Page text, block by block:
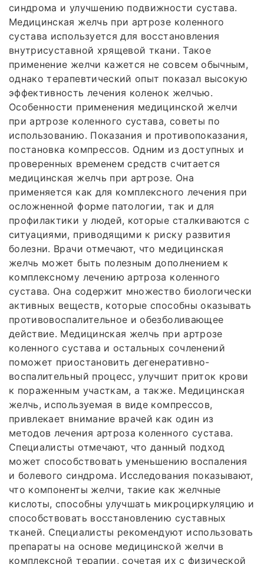
синдрома и улучшению подвижности сустава.
Медицинская желчь при артрозе коленного
сустава используется для восстановления
внутрисуставной хрящевой ткани. Такое
применение желчи кажется не совсем обычным,
однако терапевтический опыт показал высокую
эффективность лечения коленок желчью.
Особенности применения медицинской желчи
при артрозе коленного сустава, советы по
использованию. Показания и противопоказания,
постановка компрессов. Одним из доступных и
проверенных временем средств считается
медицинская желчь при артрозе. Она
применяется как для комплексного лечения при
осложненной форме патологии, так и для
профилактики у людей, которые сталкиваются с
ситуациями, приводящими к риску развития
болезни. Врачи отмечают, что медицинская
желчь может быть полезным дополнением к
комплексному лечению артроза коленного
сустава. Она содержит множество биологически
активных веществ, которые способны оказывать
противовоспалительное и обезболивающее
действие. Медицинская желчь при артрозе
коленного сустава и остальных сочленений
поможет приостановить дегенеративно-
воспалительный процесс, улучшит приток крови
к пораженным участкам, а также. Медицинская
желчь, используемая в виде компрессов,
привлекает внимание врачей как один из
методов лечения артроза коленного сустава.
Специалисты отмечают, что данный подход
может способствовать уменьшению воспаления
и болевого синдрома. Исследования показывают,
что компоненты желчи, такие как желчные
кислоты, способны улучшать микроциркуляцию и
способствовать восстановлению суставных
тканей. Специалисты рекомендуют использовать
препараты на основе медицинской желчи в
комплексной терапии, сочетая их с физической